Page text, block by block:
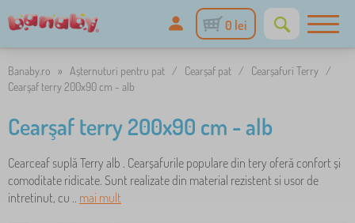
0 lei
Banaby.ro » Așternuturi pentru pat / Cearșaf pat / Cearșafuri Terry /
Cearşaf terry 200x90 cm - alb
Cearşaf terry 200x90 cm - alb
Cearceaf suplă Terry alb . Cearșafurile populare din tery oferă confort și
comoditate ridicate. Sunt realizate din material rezistent si usor de
intretinut, cu .. mai mult